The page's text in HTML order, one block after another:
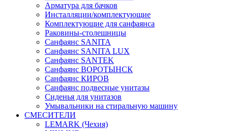
Арматура для бачков
Инсталляции/комплектующие
Комплектующие для санфаянса
Раковины-столешницы
Санфаянс SANITA
Санфаянс SANITA LUX
Санфаянс SANTEK
Санфаянс ВОРОТЫНСК
Санфаянс КИРОВ
Санфаянс подвесные унитазы
Сиденья для унитазов
Умывальники на стиральную машину
СМЕСИТЕЛИ
LEMARK (Чехия)